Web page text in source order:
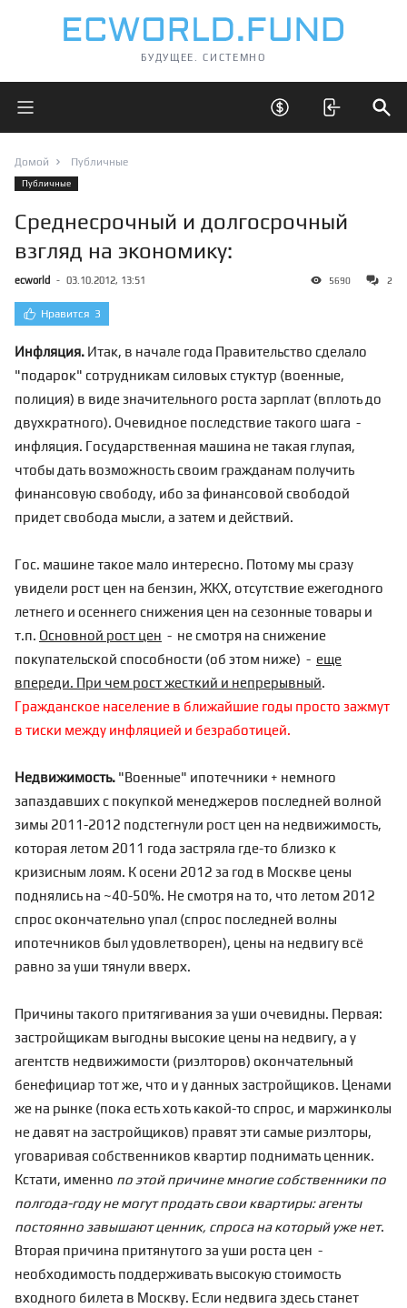
БУДУЩЕЕ. СИСТЕМНО
Открыть главное меню Открыть скрытые
Домой Публичные
Публичные
Среднесрочный и долгосрочный
взгляд на экономику:
ecworld - 03.10.2012, 13:51 5690 2
Нравится 3
Инфляция. Итак, в начале года Правительство сделало
"подарок" сотрудникам силовых стуктур (военные,
полиция) в виде значительного роста зарплат (вплоть до
двухкратного). Очевидное последствие такого шага -
инфляция. Государственная машина не такая глупая,
чтобы дать возможность своим гражданам получить
финансовую свободу, ибо за финансовой свободой
придет свобода мысли, а затем и действий.
Гос. машине такое мало интересно. Потому мы сразу
увидели рост цен на бензин, ЖКХ, отсутствие ежегодного
летнего и осеннего снижения цен на сезонные товары и
т.п. Основной рост цен - не смотря на снижение
покупательской способности (об этом ниже) - еще
впереди. При чем рост жесткий и непрерывный.
Гражданское население в ближайшие годы просто зажмут
в тиски между инфляцией и безработицей.
Недвижимость. "Военные" ипотечники + немного
запаздавших с покупкой менеджеров последней волной
зимы 2011-2012 подстегнули рост цен на недвижимость,
которая летом 2011 года застряла где-то близко к
кризисным лоям. К осени 2012 за год в Москве цены
поднялись на ~40-50%. Не смотря на то, что летом 2012
спрос окончательно упал (спрос последней волны
ипотечников был удовлетворен), цены на недвигу всё
равно за уши тянули вверх.
Причины такого притягивания за уши очевидны. Первая:
застройщикам выгодны высокие цены на недвигу, а у
агентств недвижимости (риэлторов) окончательный
бенефициар тот же, что и у данных застройщиков. Ценами
же на рынке (пока есть хоть какой-то спрос, и маржинколы
не давят на застройщиков) правят эти самые риэлторы,
уговаривая собственников квартир поднимать ценник.
Кстати, именно по этой причине многие собственники по
полгода-году не могут продать свои квартиры: агенты
постоянно завышают ценник, спроса на который уже нет.
Вторая причина притянутого за уши роста цен -
необходимость поддерживать высокую стоимость
входного билета в Москву. Если недвига здесь станет